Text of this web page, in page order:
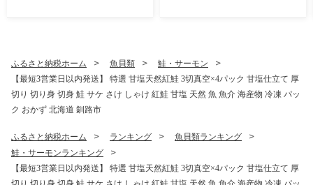
市 人気 おいしい 美味しい う
まい 道東 北海道 F4F-8513
ふるさと納税ホーム 魚貝類
鮭・サーモン
【最短3営業日以内発送】 特選 甘塩天然紅鮭 3切真空×4パック 甘塩仕立て 厚
切り 切り身 切身 鮭 サケ さけ しゃけ 紅鮭 甘塩 天然 魚 魚介 海産物 冷凍 パッ
ク おかず 北海道 釧路市
ふるさと納税ホーム ランキング
魚貝類ランキング
鮭・サーモンランキング
【最短3営業日以内発送】 特選 甘塩天然紅鮭 3切真空×4パック 甘塩仕立て 厚